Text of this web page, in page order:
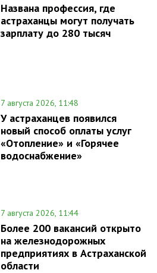
Названа профессия, где
астраханцы могут получать
зарплату до 280 тысяч
7 августа 2026, 11:48
У астраханцев появился
новый способ оплаты услуг
«Отопление» и «Горячее
водоснабжение»
7 августа 2026, 11:44
Более 200 вакансий открыто
на железнодорожных
предприятиях в Астраханской
области